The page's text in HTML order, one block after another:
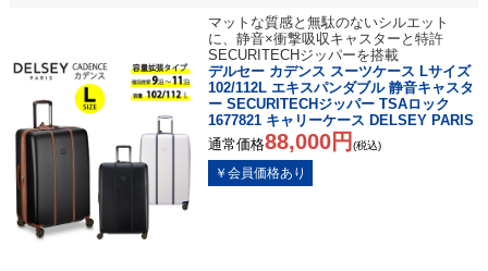
マットな質感と無駄のないシルエット
に、静音×衝撃吸収キャスターと特許
SECURITECHジッパーを搭載
デルセー カデンス スーツケース Lサイズ
102/112L エキスパンダブル 静音キャスタ
ー SECURITECHジッパー TSAロック
1677821 キャリーケース DELSEY PARIS
通常価格88,000円 (税込)